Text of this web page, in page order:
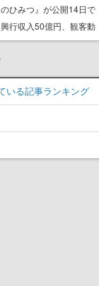
モンデザインやマンガ
『ロックマンメガミック
ス』などで知られる
のひみつ』が公開14日で
興行収入50億円、観客動
員数が350万人を突破。8
島二郎、なんか懐いてる
鳥などの第二弾グッズも
いる記事ランキング